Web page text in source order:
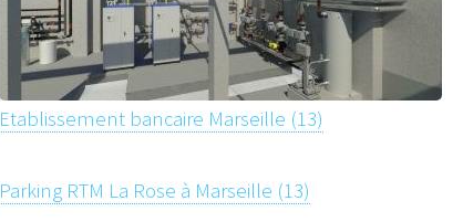
Etablissement bancaire Marseille (13)
Parking RTM La Rose à Marseille (13)